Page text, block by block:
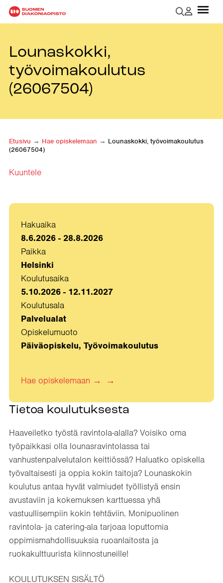
Lounaskokki,
työvoimakoulutus
(26067504)
Etusivu → Hae opiskelemaan → Lounaskokki, työvoimakoulutus
(26067504)
Kuuntele
Hakuaika
8.6.2026 - 28.8.2026
Paikka
Helsinki
Koulutusaika
5.10.2026 - 12.11.2027
Koulutusala
Palvelualat
Opiskelumuoto
Päiväopiskelu, Työvoimakoulutus
Hae opiskelemaan →
Tietoa koulutuksesta
Haaveiletko työstä ravintola-alalla? Voisiko oma
työpaikkasi olla lounasravintolassa tai
vanhustenpalvelutalon keittiössä? Haluatko opiskella
työvaltaisesti ja oppia kokin taitoja? Lounaskokin
koulutus antaa hyvät valmiudet työllistyä ensin
avustaviin ja kokemuksen karttuessa yhä
vastuullisempiin kokin tehtäviin. Monipuolinen
ravintola- ja catering-ala tarjoaa loputtomia
oppimismahdollisuuksia ruoanlaitosta ja
ruokakulttuurista kiinnostuneille!
KOULUTUKSEN SISÄLTÖ